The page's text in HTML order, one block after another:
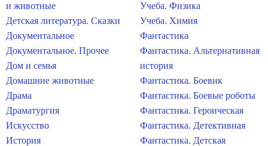
и животные
Детская литература. Сказки
Документальное
Документальное. Прочее
Дом и семья
Домашние животные
Драма
Драматургия
Искусство
История
Учеба. Физика
Учеба. Химия
Фантастика
Фантастика. Альтернативная
история
Фантастика. Боевик
Фантастика. Боевые роботы
Фантастика. Героическая
Фантастика. Детективная
Фантастика. Детская